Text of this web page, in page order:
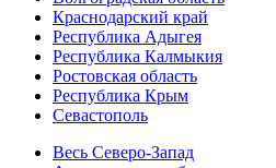
Краснодарский край
Республика Адыгея
Республика Калмыкия
Ростовская область
Республика Крым
Севастополь
Весь Северо-Запад